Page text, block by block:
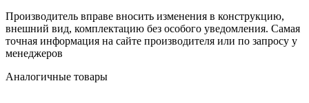
Производитель вправе вносить изменения в конструкцию,
внешний вид, комплектацию без особого уведомления. Самая
точная информация на сайте производителя или по запросу у
менеджеров
Аналогичные товары